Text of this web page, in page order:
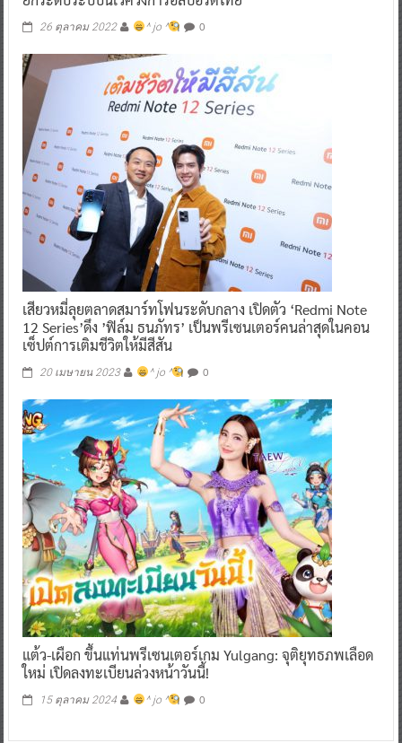
26 ตุลาคม 2022 ^ jo ^ 0
เสียวหมี่ลุยตลาดสมาร์ทโฟนระดับกลาง เปิดตัว ‘Redmi Note
12 Series’ดึง ’ฟิล์ม ธนภัทร’ เป็นพรีเซนเตอร์คนล่าสุดในคอน
เซ็ปต์การเติมชีวิตให้มีสีสัน
20 เมษายน 2023 ^ jo ^ 0
แต้ว-เผือก ขึ้นแท่นพรีเซนเตอร์เกม Yulgang: จุติยุทธภพเลือด
ใหม่ เปิดลงทะเบียนล่วงหน้าวันนี้!
15 ตุลาคม 2024 ^ jo ^ 0